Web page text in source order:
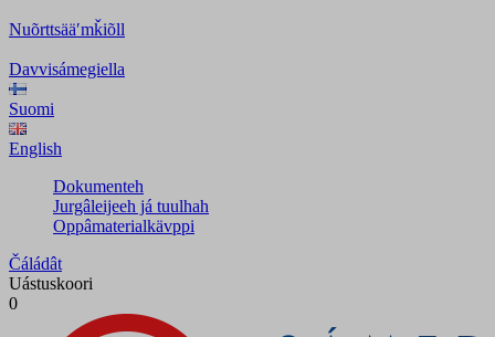
Nuõrttsääʹmǩiõll
Davvisámegiella
Suomi
English
Dokumenteh
Jurgâleijeeh já tuulhah
Oppâmaterialkävppi
Čáládât
Uástuskoori
0